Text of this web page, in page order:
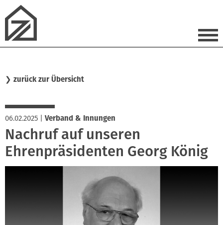
❯ zurück zur Übersicht
06.02.2025 Verband & Innungen
Nachruf auf unseren
Ehrenpräsidenten Georg König